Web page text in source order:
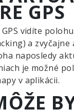
GPS
vidíte
a zvyčajne
naposledy
je možné
v aplikácii.